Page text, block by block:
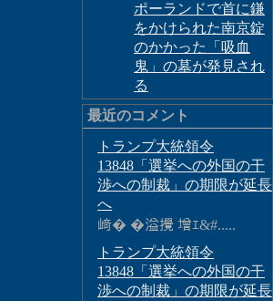
ポーランドで首に鎌
をかけられた南京錠
のかかった「吸血
鬼」の墓が発見され
る
最近のコメント
トランプ大統領令
13848「選挙への外国の干
渉への制裁」の期限が延長
へ
﨑� �溢攪 增ｴ&#.....
トランプ大統領令
13848「選挙への外国の干
渉への制裁」の期限が延長